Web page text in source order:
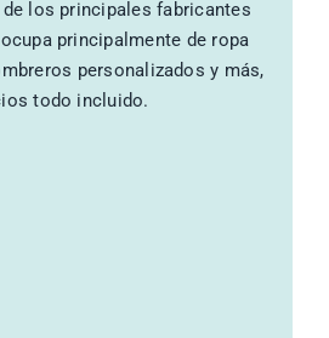
de los principales fabricantes
principalmente de ropa
personalizados y más,
todo incluido.